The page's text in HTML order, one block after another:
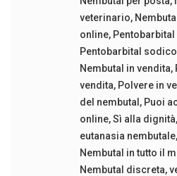
veterinario,
online,
Pentobarbital
Nembutal in vendita,
vendita, Polvere in
del nembutal , Puoi
online,Sì alla dignità,
eutanasia nembutale,
Nembutal in tutto il
Nembutal discreta,